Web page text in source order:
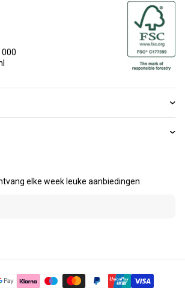
000
elke week leuke aanbiedingen